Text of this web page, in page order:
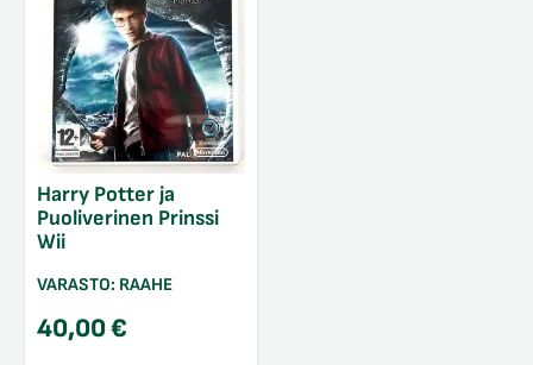
Harry Potter ja
Puoliverinen Prinssi
Wii
VARASTO: RAAHE
40,00€